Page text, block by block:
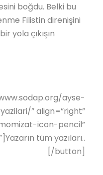
boğdu. Belki bu
Filistin direnişini
yola çıkışın
ayse-
” align=”right”
icon-pencil”
tüm yazıları..
[/button]